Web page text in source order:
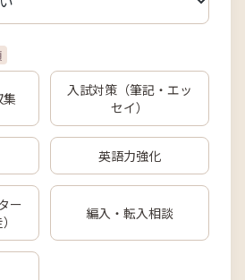
入試対策（筆記・エッ
セイ）
英語力強化
ー
編入・転入相談